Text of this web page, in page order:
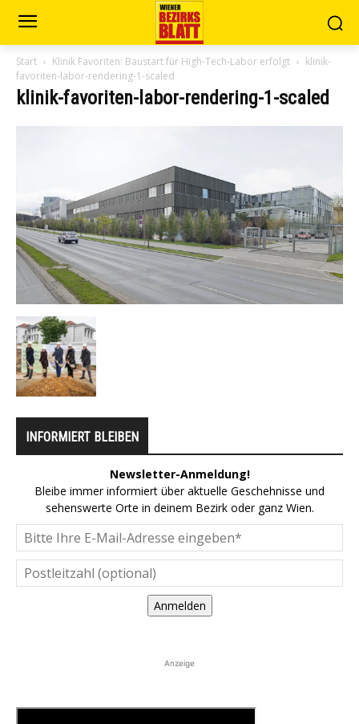
Start Klinik Favoriten: Baustart für High-Tech-Labor erfolgt
klinik-
favoriten-labor-rendering-1-scaled
klinik-favoriten-labor-rendering-1-scaled
INFORMIERT BLEIBEN
Newsletter-Anmeldung!
Bleibe immer informiert über aktuelle Geschehnisse und
sehenswerte Orte in deinem Bezirk oder ganz Wien.
Anmelden
Anzeige